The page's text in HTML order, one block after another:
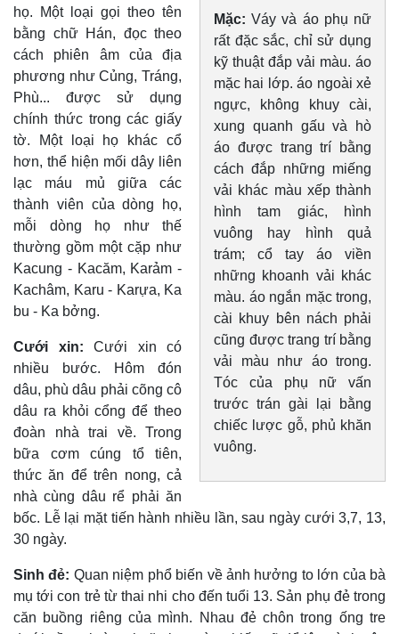
Mặc: Váy và áo phụ nữ
rất đặc sắc, chỉ sử dụng
kỹ thuật đắp vải màu. áo
mặc hai lớp. áo ngoài xẻ
ngực, không khuy cài,
xung quanh gấu và hò
áo được trang trí bằng
cách đắp những miếng
vải khác màu xếp thành
hình tam giác, hình
vuông hay hình quả
trám; cổ tay áo viền
những khoanh vải khác
màu. áo ngắn mặc trong,
cài khuy bên nách phải
cũng được trang trí bằng
vải màu như áo trong.
Tóc của phụ nữ vấn
trước trán gài lại bằng
chiếc lược gỗ, phủ khăn
vuông.
họ. Một loại gọi theo tên
bằng chữ Hán, đọc theo
cách phiên âm của địa
phương như Củng, Tráng,
Phù... được sử dụng
chính thức trong các giấy
tờ. Một loại họ khác cổ
hơn, thể hiện mối dây liên
lạc máu mủ giữa các
thành viên của dòng họ,
mỗi dòng họ như thế
thường gồm một cặp như
Kacung - Kacăm, Karảm -
Kachâm, Karu - Karựa, Ka
bu - Ka bởng.
Cưới xin: Cưới xin có
nhiều bước. Hôm đón
dâu, phù dâu phải cõng cô
dâu ra khỏi cổng để theo
đoàn nhà trai về. Trong
bữa cơm cúng tổ tiên,
thức ăn để trên nong, cả
nhà cùng dâu rể phải ăn
bốc. Lễ lại mặt tiến hành nhiều lần, sau ngày cưới 3,7, 13,
30 ngày.
Sinh đẻ: Quan niệm phổ biến về ảnh hưởng to lớn của bà
mụ tới con trẻ từ thai nhi cho đến tuổi 13. Sản phụ đẻ trong
căn buồng riêng của mình. Nhau đẻ chôn trong ống tre